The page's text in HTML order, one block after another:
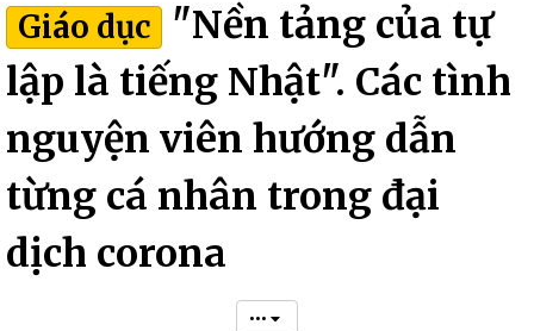
Giáo dục
"Nền tảng của tự
lập là tiếng Nhật". Các tình
nguyện viên hướng dẫn
từng cá nhân trong đại
dịch corona
•••